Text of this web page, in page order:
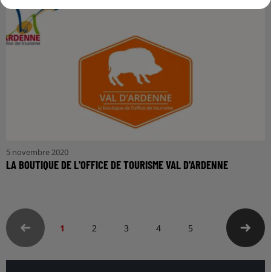
5 novembre 2020
LA BOUTIQUE DE L'OFFICE DE TOURISME VAL D'ARDENNE
1 2 3 4 5